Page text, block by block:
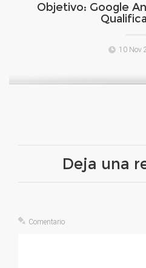
Objetivo: Google
10 Nov
Deja una
Comentario